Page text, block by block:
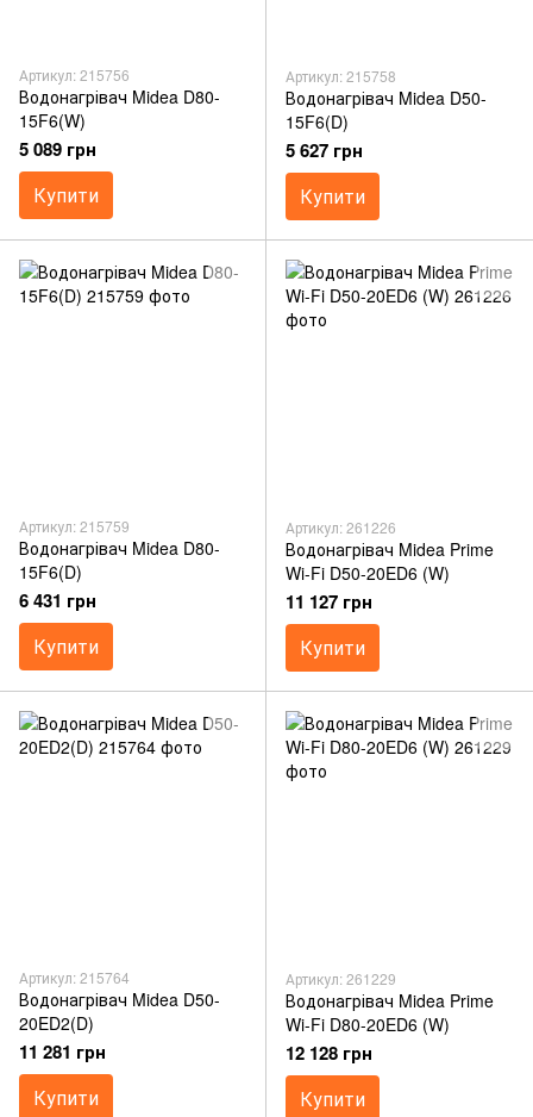
Артикул: 215756
Водонагрівач Midea D80-
15F6(W)
5 089 грн
Купити
Артикул: 215758
Водонагрівач Midea D50-
15F6(D)
5 627 грн
Купити
Артикул: 215759
Водонагрівач Midea D80-
15F6(D)
6 431 грн
Купити
Артикул: 261226
Водонагрівач Midea Prime
Wi-Fi D50-20ED6 (W)
11 127 грн
Купити
Артикул: 215764
Водонагрівач Midea D50-
20ED2(D)
11 281 грн
Купити
Артикул: 261229
Водонагрівач Midea Prime
Wi-Fi D80-20ED6 (W)
12 128 грн
Купити